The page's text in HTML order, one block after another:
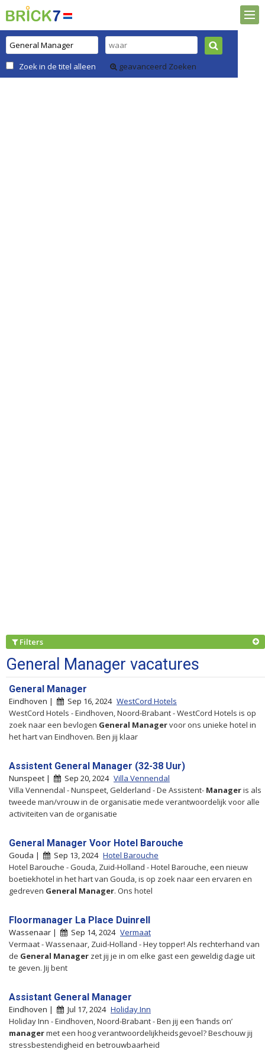
Zoek in de titel alleen geavanceerd Zoeken
Filters
General Manager vacatures
General Manager
Eindhoven | Sep 16, 2024 WestCord Hotels
WestCord Hotels - Eindhoven, Noord-Brabant - WestCord Hotels is op
zoek naar een bevlogen General Managervoor ons unieke hotel in
het hart van Eindhoven. Ben jij klaar
Assistent General Manager (32-38 Uur)
Nunspeet | Sep 20, 2024 Villa Vennendal
Villa Vennendal - Nunspeet, Gelderland - De Assistent- Manageris als
tweede man/vrouw in de organisatie mede verantwoordelijk voor alle
activiteiten van de organisatie
General Manager Voor Hotel Barouche
Gouda | Sep 13, 2024 Hotel Barouche
Hotel Barouche - Gouda, Zuid-Holland - Hotel Barouche, een nieuw
boetiekhotel in het hart van Gouda, is op zoek naar een ervaren en
gedreven General Manager. Ons hotel
Floormanager La Place Duinrell
Wassenaar | Sep 14, 2024 Vermaat
Vermaat - Wassenaar, Zuid-Holland - Hey topper! Als rechterhand van
de General Manager zet jij je in om elke gast een geweldig dagje uit
te geven. Jij bent
Assistant General Manager
Eindhoven | Jul 17, 2024 Holiday Inn
Holiday Inn - Eindhoven, Noord-Brabant - Ben jij een ‘hands on’
managermet een hoog verantwoordelijkheidsgevoel? Beschouw jij
stressbestendigheid en betrouwbaarheid